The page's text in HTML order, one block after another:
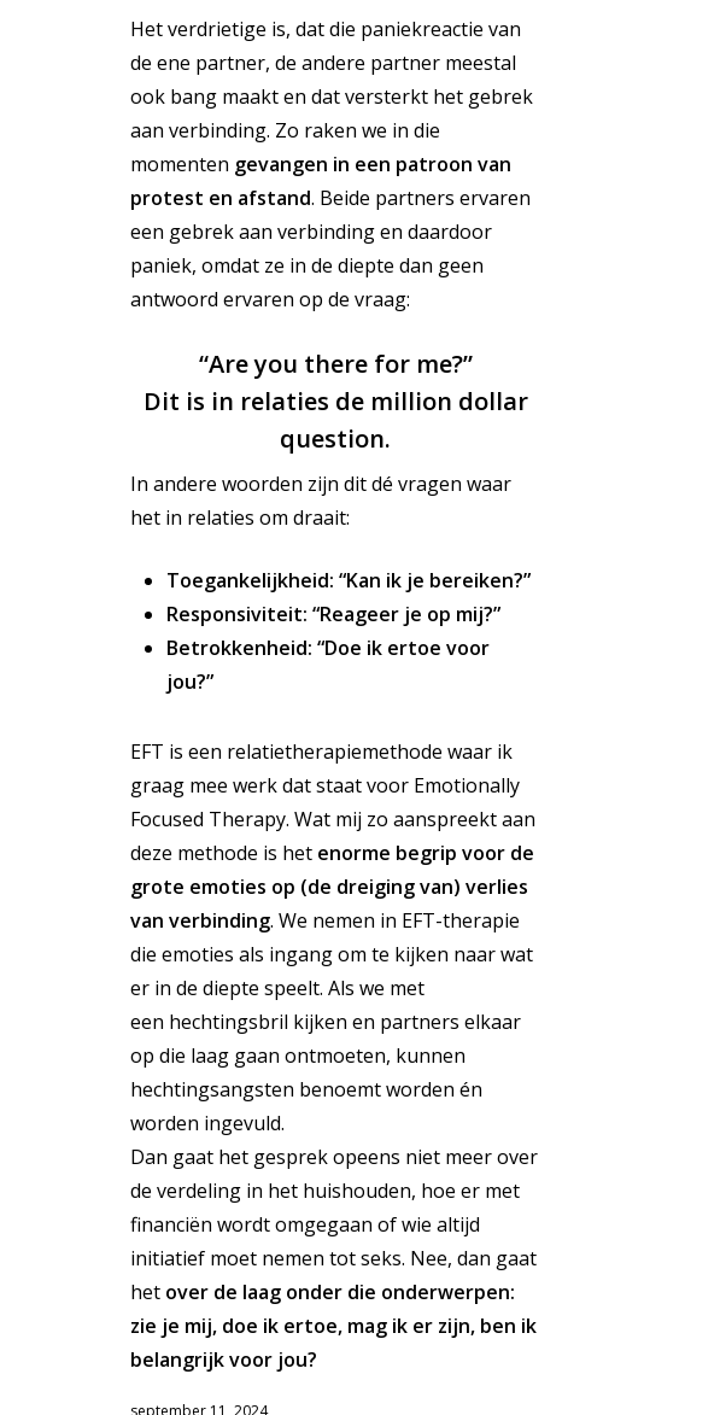
Het verdrietige is, dat die paniekreactie van
de ene partner, de andere partner meestal
ook bang maakt en dat versterkt het gebrek
aan verbinding. Zo raken we in die
momenten gevangen in een patroon van
protest en afstand. Beide partners ervaren
een gebrek aan verbinding en daardoor
paniek, omdat ze in de diepte dan geen
antwoord ervaren op de vraag:
“Are you there for me?”
Dit is in relaties de million dollar
question.
In andere woorden zijn dit dé vragen waar
het in relaties om draait:
Toegankelijkheid: “Kan ik je bereiken?”
Responsiviteit: “Reageer je op mij?”
Betrokkenheid: “Doe ik ertoe voor
jou?”
EFT is een relatietherapiemethode waar ik
graag mee werk dat staat voor Emotionally
Focused Therapy. Wat mij zo aanspreekt aan
deze methode is het enorme begrip voor de
grote emoties op (de dreiging van) verlies
van verbinding. We nemen in EFT-therapie
die emoties als ingang om te kijken naar wat
er in de diepte speelt. Als we met
een hechtingsbril kijken en partners elkaar
op die laag gaan ontmoeten, kunnen
hechtingsangsten benoemt worden én
worden ingevuld.
Dan gaat het gesprek opeens niet meer over
de verdeling in het huishouden, hoe er met
financiën wordt omgegaan of wie altijd
initiatief moet nemen tot seks. Nee, dan gaat
het over de laag onder die onderwerpen:
zie je mij, doe ik ertoe, mag ik er zijn, ben ik
belangrijk voor jou?